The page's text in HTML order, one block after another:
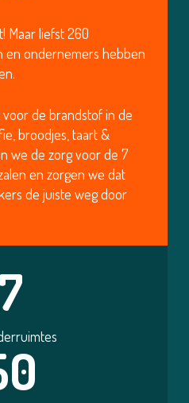
Maar liefst 260
en ondernemers hebben
de brandstof in de
broodjes, taart &
we de zorg voor de 7
en zorgen we dat
de juiste weg door
7